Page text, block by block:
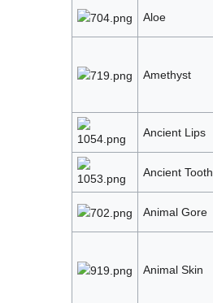
Aloe
Amethyst
Ancient Lips
Ancient Tooth
Animal Gore
Animal Skin